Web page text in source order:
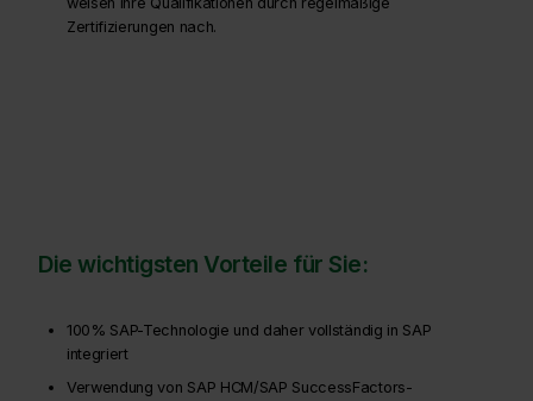
Zertifizierungen nach.
Die wichtigsten Vorteile für Sie:
100% SAP-Technologie und daher vollständig in SAP
integriert
Verwendung von SAP HCM/SAP SuccessFactors-